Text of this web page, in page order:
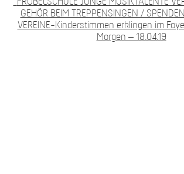
GEHÖR BEIM TREPPENSINGEN /
VEREINE-Kinderstimmen erklingen im
Morgen – 18.04.19